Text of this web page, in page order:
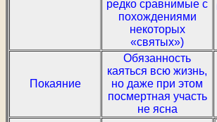
редко сравнимые с
похождениями
некоторых
«святых»)
Покаяние
Обязанность
каяться всю жизнь,
но даже при этом
посмертная участь
не ясна